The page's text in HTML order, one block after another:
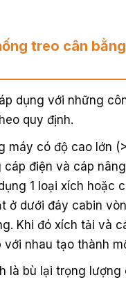
treo cân
dụng với những
quy định.
máy có độ cao lớn
cáp điện và cáp
1 loại xích hoặc
ở dưới đáy cabin
Khi đó xích tải và
với nhau tạo thành
là bù lại trọng lượng